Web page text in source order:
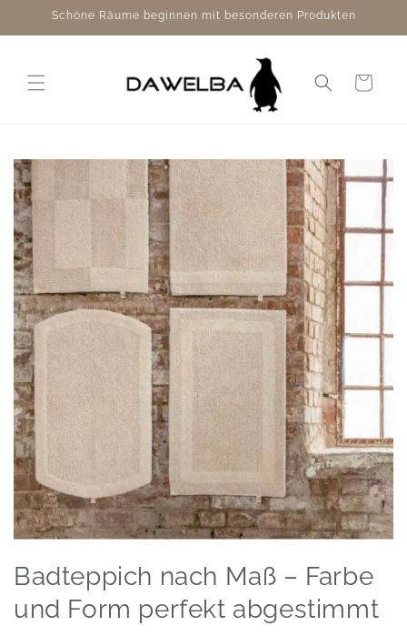
zum
Inhalt
Schöne Räume beginnen mit besonderen Produkten
Warenkorb
Badteppich nach Maß – Farbe
und Form perfekt abgestimmt